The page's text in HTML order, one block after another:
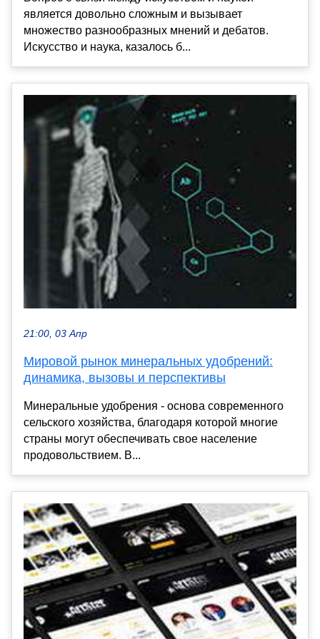
является довольно сложным и вызывает
множество разнообразных мнений и дебатов.
Искусство и наука, казалось б...
21:00, 03 Апр
Мировой рынок минеральных удобрений:
динамика, вызовы и перспективы
Минеральные удобрения - основа современного
сельского хозяйства, благодаря которой многие
страны могут обеспечивать свое население
продовольствием. В...